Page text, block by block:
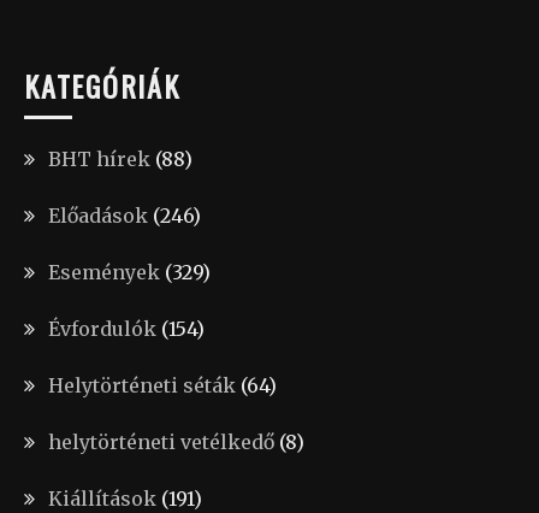
KATEGÓRIÁK
BHT hírek (88)
Előadások (246)
Események (329)
Évfordulók (154)
Helytörténeti séták (64)
helytörténeti vetélkedő (8)
Kiállítások (191)